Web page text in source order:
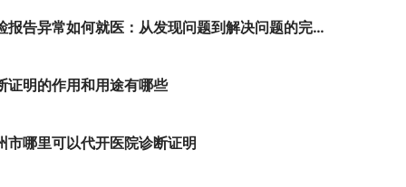
报告异常如何就医：从发现问题到解决问题的完整路径
证明的作用和用途有哪些
市哪里可以代开医院诊断证明